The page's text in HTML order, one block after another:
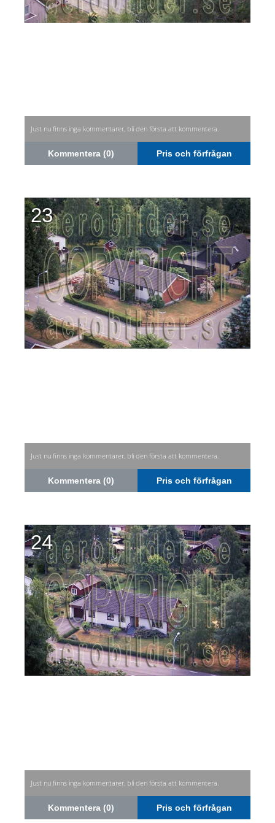
Just nu finns inga kommentarer, bli den första att kommentera.
Kommentera (0) Pris och förfrågan
23
Just nu finns inga kommentarer, bli den första att kommentera.
Kommentera (0) Pris och förfrågan
24
Just nu finns inga kommentarer, bli den första att kommentera.
Kommentera (0) Pris och förfrågan